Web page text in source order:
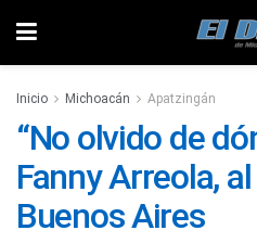
Inicio Michoacán Apatzingán
“No olvido de
Fanny Arreola,
Buenos Aires